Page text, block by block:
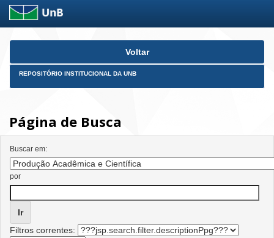
Skip
Voltar
REPOSITÓRIO INSTITUCIONAL DA UNB
Página de Busca
Buscar em:
por
Filtros correntes: